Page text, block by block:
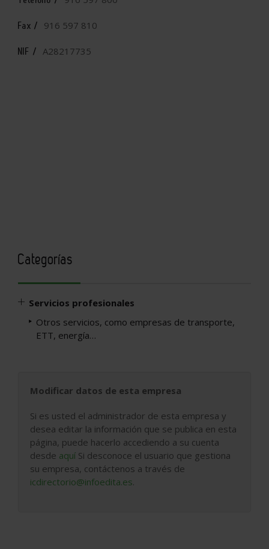
Fax / 916 597 810
NIF / A28217735
Categorías
Servicios profesionales
Otros servicios, como empresas de transporte,
ETT, energía…
Modificar datos de esta empresa
Si es usted el administrador de esta empresa y
desea editar la información que se publica en esta
página, puede hacerlo accediendo a su cuenta
desde aquí Si desconoce el usuario que gestiona
su empresa, contáctenos a través de
icdirectorio@infoedita.es.